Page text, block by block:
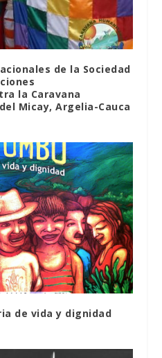
de la Sociedad
la Caravana
Micay, Argelia-Cauca
de vida y dignidad